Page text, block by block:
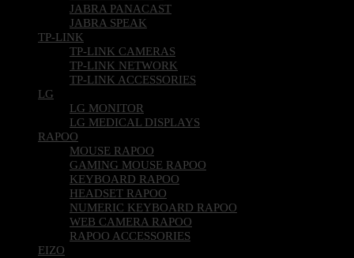
JABRA SPEAK
TP-LINK
TP-LINK CAMERAS
TP-LINK NETWORK
TP-LINK ACCESSORIES
LG MEDICAL DISPLAYS
RAPOO
MOUSE RAPOO
GAMING MOUSE RAPOO
KEYBOARD RAPOO
HEADSET RAPOO
NUMERIC KEYBOARD RAPOO
WEB CAMERA RAPOO
RAPOO ACCESSORIES